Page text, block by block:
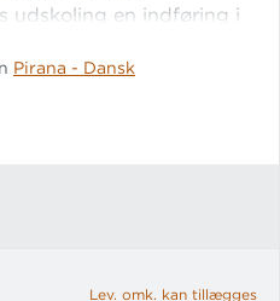
udskoling en indføring i
verdenshisto
Pirana - Dansk
Lev. omk. kan tillægges